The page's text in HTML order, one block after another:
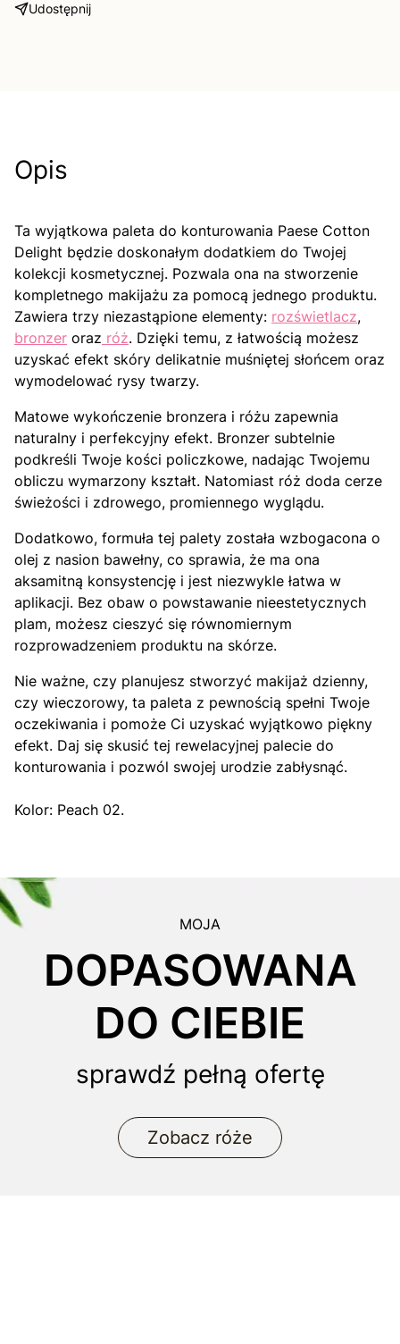
Udostępnij
Opis
Ta wyjątkowa paleta do konturowania Paese Cotton
Delight będzie doskonałym dodatkiem do Twojej
kolekcji kosmetycznej. Pozwala ona na stworzenie
kompletnego makijażu za pomocą jednego produktu.
Zawiera trzy niezastąpione elementy: rozświetlacz,
bronzer oraz róż. Dzięki temu, z łatwością możesz
uzyskać efekt skóry delikatnie muśniętej słońcem oraz
wymodelować rysy twarzy.
Matowe wykończenie bronzera i różu zapewnia
naturalny i perfekcyjny efekt. Bronzer subtelnie
podkreśli Twoje kości policzkowe, nadając Twojemu
obliczu wymarzony kształt. Natomiast róż doda cerze
świeżości i zdrowego, promiennego wyglądu.
Dodatkowo, formuła tej palety została wzbogacona o
olej z nasion bawełny, co sprawia, że ma ona
aksamitną konsystencję i jest niezwykle łatwa w
aplikacji. Bez obaw o powstawanie nieestetycznych
plam, możesz cieszyć się równomiernym
rozprowadzeniem produktu na skórze.
Nie ważne, czy planujesz stworzyć makijaż dzienny,
czy wieczorowy, ta paleta z pewnością spełni Twoje
oczekiwania i pomoże Ci uzyskać wyjątkowo piękny
efekt. Daj się skusić tej rewelacyjnej palecie do
konturowania i pozwól swojej urodzie zabłysnąć.
Kolor: Peach 02.
MOJA
DOPASOWANA
DO CIEBIE
sprawdź pełną ofertę
Zobacz róże